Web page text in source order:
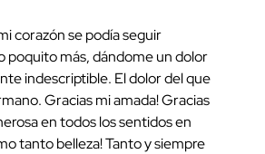
corazón se podía seguir
poquito más, dándome un dolor
indescriptible. El dolor del que
Gracias mi amada! Gracias
en todos los sentidos en
tanto belleza! Tanto y siempre